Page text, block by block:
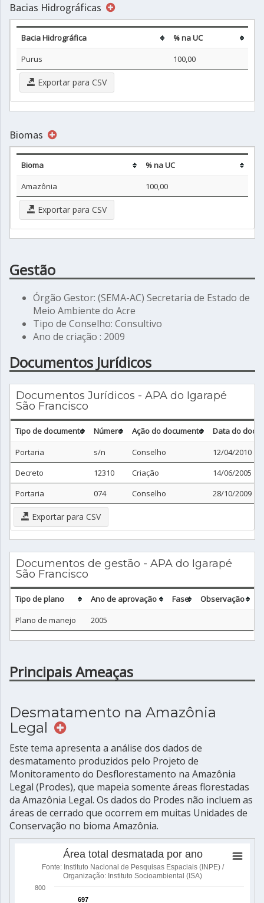
Bacias Hidrográficas
Bacia Hidrográfica
% na UC
Purus
100,00
Exportar para CSV
Biomas
Bioma
% na UC
Amazônia
100,00
Exportar para CSV
Gestão
Órgão Gestor: (SEMA-AC) Secretaria de Estado de
Meio Ambiente do Acre
Tipo de Conselho: Consultivo
Ano de criação : 2009
Documentos Jurídicos
Documentos Jurídicos - APA do Igarapé
São Francisco
Tipo de documento Número Ação do documento
Data do
Portaria
s/n Conselho
12/04/2010
Decreto
12310 Criação
14/06/2005
Portaria
074 Conselho 28/10/2009
Exportar para CSV
Documentos de gestão - APA do Igarapé
São Francisco
Tipo de plano Ano de aprovação Fase
Observação
Plano de manejo
2005
Principais Ameaças
Desmatamento na Amazônia
Legal
Este tema apresenta a análise dos dados de
desmatamento produzidos pelo Projeto de
Monitoramento do Desflorestamento na Amazônia
Legal (Prodes), que mapeia somente áreas florestadas
da Amazônia Legal. Os dados do Prodes não incluem as
áreas de cerrado que ocorrem em muitas Unidades de
Conservação no bioma Amazônia.